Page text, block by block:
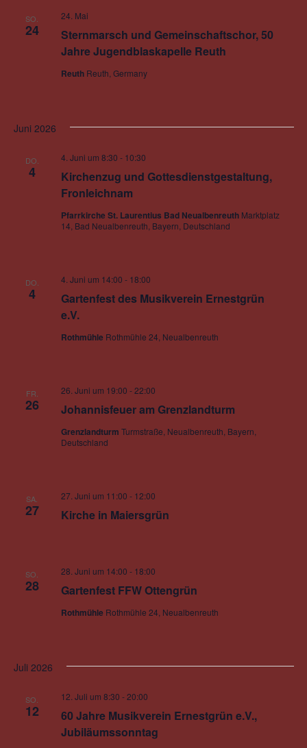
SO.
24
Sternmarsch und Gemeinschaftschor, 50
Jahre Jugendblaskapelle Reuth
24. Mai
Reuth Reuth, Germany
Juni 2026
DO.
4
Kirchenzug und Gottesdienstgestaltung,
Fronleichnam
4. Juni um 8:30 - 10:30
Pfarrkirche St. Laurentius Bad Neualbenreuth Marktplatz
14, Bad Neualbenreuth, Bayern, Deutschland
DO.
4
Gartenfest des Musikverein Ernestgrün
e.V.
4. Juni um 14:00 - 18:00
Rothmühle Rothmühle 24, Neualbenreuth
FR.
26 Johannisfeuer am Grenzlandturm
26. Juni um 19:00 -22:00
Grenzlandturm Turmstraße, Neualbenreuth, Bayern,
Deutschland
SA.
27 Kirche in Maiersgrün
27. Juni um 11:00 - 12:00
SO.
28 Gartenfest FFW Ottengrün
28. Juni um 14:00 - 18:00
Rothmühle Rothmühle 24, Neualbenreuth
Juli 2026
SO.
12
60 Jahre Musikverein Ernestgrün e.V.,
Jubiläumssonntag
12. Juli um 8:30 -20:00